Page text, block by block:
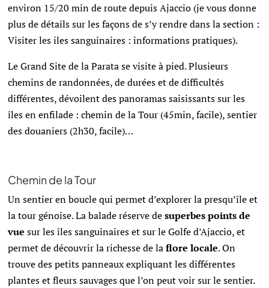
environ 15/20 min de route depuis Ajaccio (je vous donne
plus de détails sur les façons de s’y rendre dans la section :
Visiter les iles sanguinaires : informations pratiques).
Le Grand Site de la Parata se visite à pied. Plusieurs
chemins de randonnées, de durées et de difficultés
différentes, dévoilent des panoramas saisissants sur les
îles en enfilade : chemin de la Tour (45min, facile), sentier
des douaniers (2h30, facile)…
Chemin de la Tour
Un sentier en boucle qui permet d’explorer la presqu’île et
la tour génoise. La balade réserve desuperbes points de
vue sur les îles sanguinaires et sur le Golfe d’Ajaccio, et
permet de découvrir la richesse de laflore locale. On
trouve des petits panneaux expliquant les différentes
plantes et fleurs sauvages que l’on peut voir sur le sentier.